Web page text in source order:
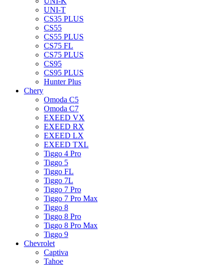
UNI-T
CS35 PLUS
CS55
CS55 PLUS
CS75 FL
CS75 PLUS
CS95
CS95 PLUS
Hunter Plus
Chery
Omoda C5
Omoda C7
EXEED VX
EXEED RX
EXEED LX
EXEED TXL
Tiggo 4 Pro
Tiggo 5
Tiggo FL
Tiggo 7L
Tiggo 7 Pro
Tiggo 7 Pro Max
Tiggo 8
Tiggo 8 Pro
Tiggo 8 Pro Max
Tiggo 9
Chevrolet
Captiva
Tahoe